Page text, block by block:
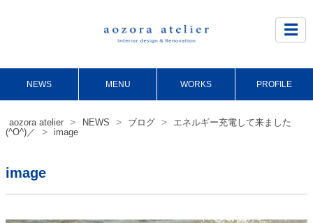
☰
NEWS MENU WORKS PROFILE
aozora atelier > NEWS > ブログ >
エネルギー充電して来ました
(^O^)／
> image
image